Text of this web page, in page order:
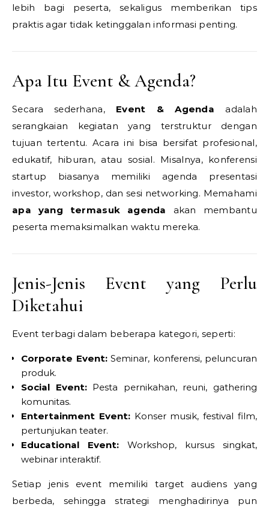
lebih bagi peserta, sekaligus memberikan tips
praktis agar tidak ketinggalan informasi penting.
Apa Itu Event & Agenda?
Secara sederhana, Event & Agenda adalah
serangkaian kegiatan yang terstruktur dengan
tujuan tertentu. Acara ini bisa bersifat profesional,
edukatif, hiburan, atau sosial. Misalnya, konferensi
startup biasanya memiliki agenda presentasi
investor, workshop, dan sesi networking. Memahami
apa yang termasuk agenda akan membantu
peserta memaksimalkan waktu mereka.
Jenis-Jenis Event yang Perlu
Diketahui
Event terbagi dalam beberapa kategori, seperti:
Corporate Event:Seminar, konferensi, peluncuran
produk.
Social Event:Pesta pernikahan, reuni, gathering
komunitas.
Entertainment Event:Konser musik, festival film,
pertunjukan teater.
Educational Event: Workshop, kursus singkat,
webinar interaktif.
Setiap jenis event memiliki target audiens yang
berbeda, sehingga strategi menghadirinya pun